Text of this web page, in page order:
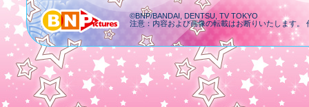
©BNP/BANDAI, DENTSU, TV TOKYO
注意：内容および画像の転載はお断りいたします。